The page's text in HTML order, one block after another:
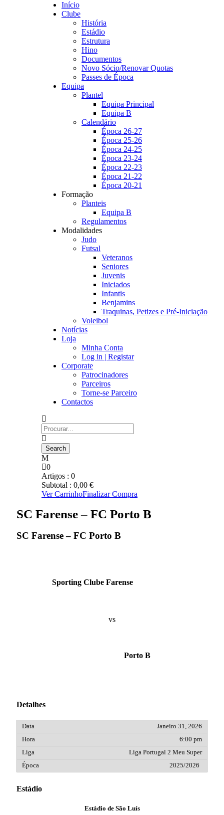
Início
Clube
História
Estádio
Estrutura
Hino
Documentos
Novo Sócio/Renovar Quotas
Passes de Época
Equipa
Plantel
Equipa Principal
Equipa B
Calendário
Época 26-27
Época 25-26
Época 24-25
Época 23-24
Época 22-23
Época 21-22
Época 20-21
Formação
Planteis
Equipa B
Regulamentos
Modalidades
Judo
Futsal
Veteranos
Seniores
Juvenis
Iniciados
Infantis
Benjamins
Traquinas, Petizes e Pré-Iniciação
Voleibol
Notícias
Loja
Minha Conta
Log in | Registar
Corporate
Patrocinadores
Parceiros
Torne-se Parceiro
Contactos
0
Artigos : 0
Subtotal : 0,00 €
Ver CarrinhoFinalizar Compra
SC Farense – FC Porto B
SC Farense – FC Porto B
Sporting Clube Farense
vs
Porto B
Detalhes
Janeiro 31, 2026
6:00 pm
Liga Portugal 2 Meu Super
2025/2026
Estádio
Estádio de São Luís